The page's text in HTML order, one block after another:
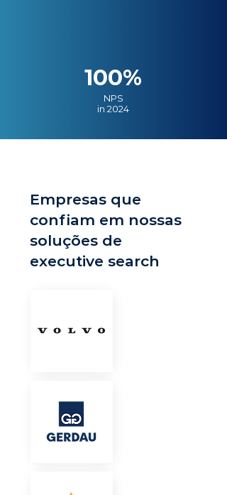
100%
NPS
in 2024
Empresas que
confiam em nossas
soluções de
executive search